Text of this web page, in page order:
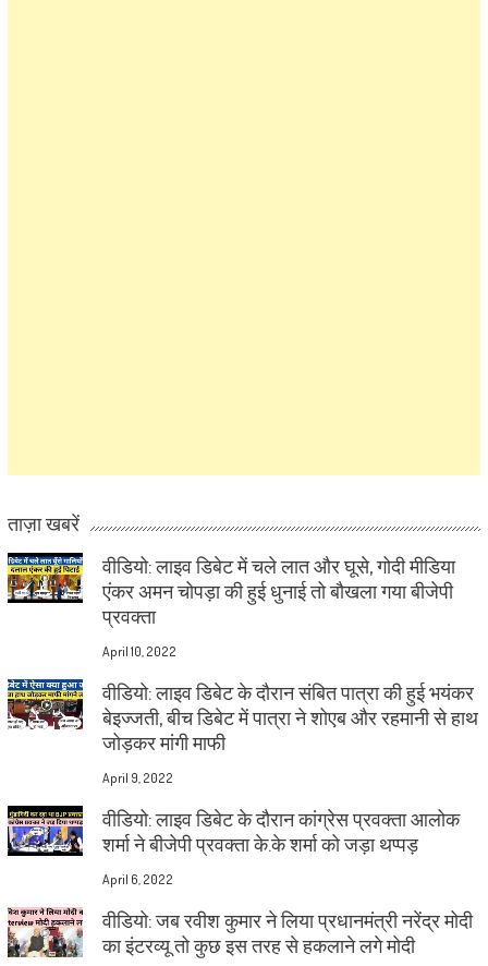
ताज़ा खबरें
वीडियो: लाइव डिबेट में चले लात और घूसे, गोदी मीडिया
एंकर अमन चोपड़ा की हुई धुनाई तो बौखला गया बीजेपी
प्रवक्ता
April 10, 2022
वीडियो: लाइव डिबेट के दौरान संबित पात्रा की हुई भयंकर
बेइज्जती, बीच डिबेट में पात्रा ने शोएब और रहमानी से हाथ
जोड़कर मांगी माफी
April 9, 2022
वीडियो: लाइव डिबेट के दौरान कांग्रेस प्रवक्ता आलोक
शर्मा ने बीजेपी प्रवक्ता के.के शर्मा को जड़ा थप्पड़
April 6, 2022
वीडियो: जब रवीश कुमार ने लिया प्रधानमंत्री नरेंद्र मोदी
का इंटरव्यू तो कुछ इस तरह से हकलाने लगे मोदी